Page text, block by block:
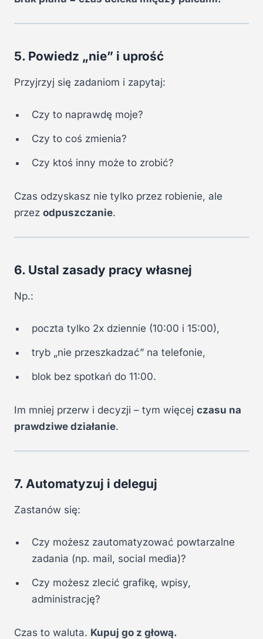
5. Powiedz „nie” i uprość
Przyjrzyj się zadaniom i zapytaj:
Czy to naprawdę moje?
Czy to coś zmienia?
Czy ktoś inny może to zrobić?
Czas odzyskasz nie tylko przez robienie, ale
przez odpuszczanie.
6. Ustal zasady pracy własnej
Np.:
poczta tylko 2x dziennie (10:00 i 15:00),
tryb „nie przeszkadzać” na telefonie,
blok bez spotkań do 11:00.
Im mniej przerw i decyzji – tym więcej czasu na
prawdziwe działanie.
7. Automatyzuj i deleguj
Zastanów się:
Czy możesz zautomatyzować powtarzalne
zadania (np. mail, social media)?
Czy możesz zlecić grafikę, wpisy,
administrację?
Czas to waluta. Kupuj go z głową.